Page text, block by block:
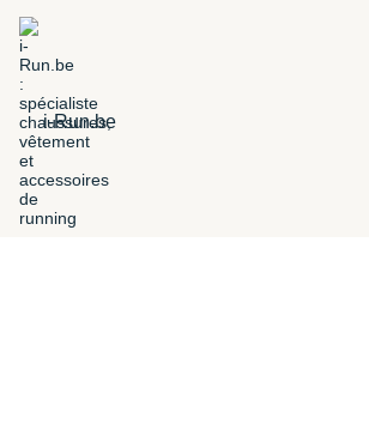
i-Run.be